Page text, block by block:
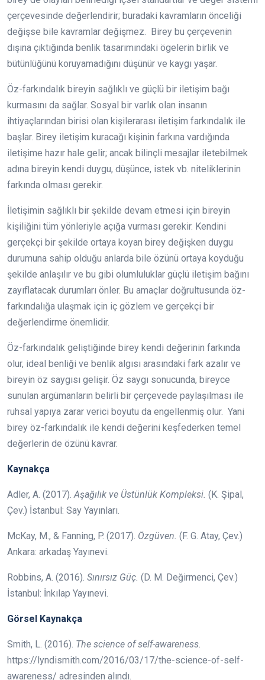
çerçevesinde değerlendirir; buradaki kavramların önceliği
değişse bile kavramlar değişmez. Birey bu çerçevenin
dışına çıktığında benlik tasarımındaki ögelerin birlik ve
bütünlüğünü koruyamadığını düşünür ve kaygı yaşar.
Öz-farkındalık bireyin sağlıklı ve güçlü bir iletişim bağı
kurmasını da sağlar. Sosyal bir varlık olan insanın
ihtiyaçlarından birisi olan kişilerarası iletişim farkındalık ile
başlar. Birey iletişim kuracağı kişinin farkına vardığında
iletişime hazır hale gelir; ancak bilinçli mesajlar iletebilmek
adına bireyin kendi duygu, düşünce, istek vb. niteliklerinin
farkında olması gerekir.
İletişimin sağlıklı bir şekilde devam etmesi için bireyin
kişiliğini tüm yönleriyle açığa vurması gerekir. Kendini
gerçekçi bir şekilde ortaya koyan birey değişken duygu
durumuna sahip olduğu anlarda bile özünü ortaya koyduğu
şekilde anlaşılır ve bu gibi olumluluklar güçlü iletişim bağını
zayıflatacak durumları önler. Bu amaçlar doğrultusunda öz-
farkındalığa ulaşmak için iç gözlem ve gerçekçi bir
değerlendirme önemlidir.
Öz-farkındalık geliştiğinde birey kendi değerinin farkında
olur, ideal benliği ve benlik algısı arasındaki fark azalır ve
bireyin öz saygısı gelişir. Öz saygı sonucunda, bireyce
sunulan argümanların belirli bir çerçevede paylaşılması ile
ruhsal yapıya zarar verici boyutu da engellenmiş olur. Yani
birey öz-farkındalık ile kendi değerini keşfederken temel
değerlerin de özünü kavrar.
Kaynakça
Adler, A. (2017). Aşağılık ve Üstünlük Kompleksi. (K. Şipal,
Çev.) İstanbul: Say Yayınları.
McKay, M., & Fanning, P. (2017). Özgüven. (F. G. Atay, Çev.)
Ankara: arkadaş Yayınevi.
Robbins, A. (2016). Sınırsız Güç. (D. M. Değirmenci, Çev.)
İstanbul: İnkılap Yayınevi.
Görsel Kaynakça
Smith, L. (2016). The science of self-awareness.
https://lyndismith.com/2016/03/17/the-science-of-self-
awareness/ adresinden alındı.